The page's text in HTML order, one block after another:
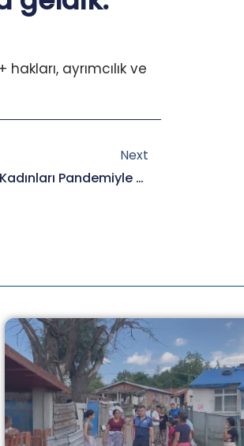
ayrımcılık ve
Next
Roman Diyalog Ağı: Roman Kadınları Pandemiyle Artan Sorunları En Derinden Yaşayanlar.